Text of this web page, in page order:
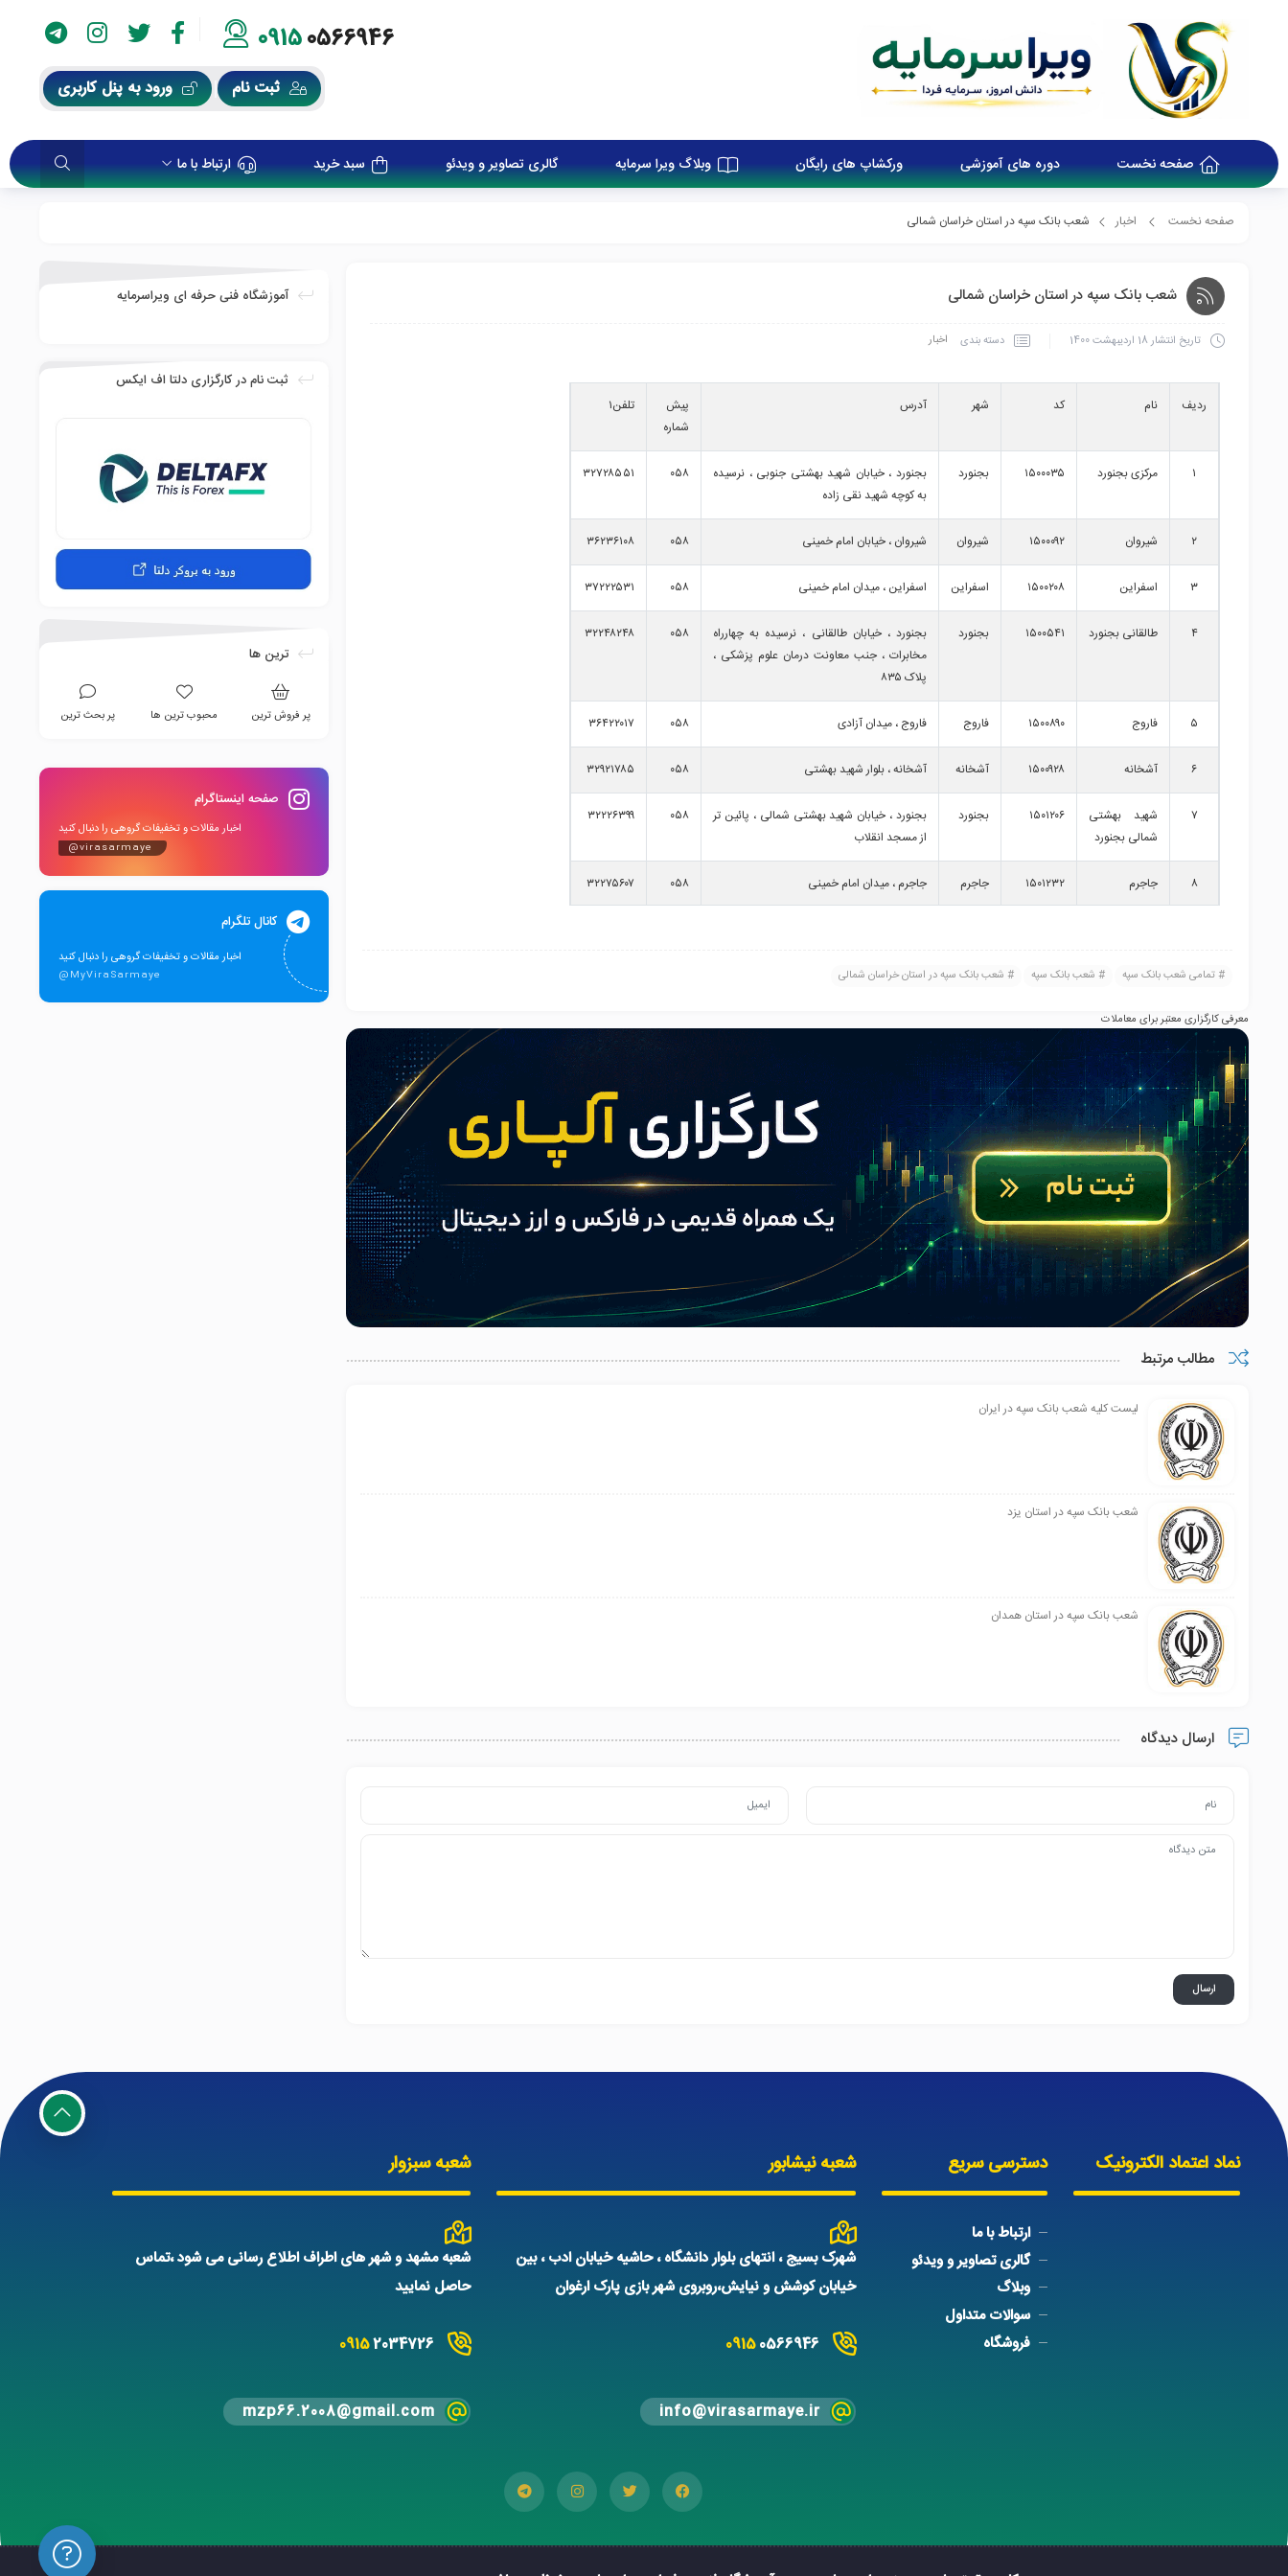
09150566946
ثبت نام ورود به پنل کاربری
صفحه نخست دوره های آموزشی ورکشاپ های رایگان وبلاگ ویرا سرمایه گالری تصاویر و ویدئو سبد خرید ارتباط با ما
صفحه نخست اخبار شعب بانک سپه در استان خراسان شمالی
شعب بانک سپه در استان خراسان شمالی
تاریخ انتشار18 اردیبهشت 1400 دسته بندی اخبار
ردیف نام کد شهر آدرس
پیش
شماره
تلفن۱
۱ مرکزی بجنورد ۱۵۰۰۰۳۵ بجنورد
بجنورد ، خیابان شهید بهشتی جنوبی ، نرسیده
به کوچه شهید نقی زاده
۰۵۸ ۳۲۷۲۸۵۵۱
۲ شیروان ۱۵۰۰۰۹۲ شیروان شیروان ، خیابان امام خمینی ۰۵۸ ۳۶۲۳۶۱۰۸
۳ اسفراین ۱۵۰۰۲۰۸ اسفراین اسفراین ، میدان امام خمینی ۰۵۸ ۳۷۲۲۲۵۳۱
۴ طالقانی بجنورد ۱۵۰۰۵۴۱ بجنورد
بجنورد ، خیابان طالقانی ، نرسیده به چهارراه
مخابرات ، جنب معاونت درمان علوم پزشکی ،
پلاک ۸۳۵
۰۵۸ ۳۲۲۴۸۲۴۸
۵ فاروج ۱۵۰۰۸۹۰ فاروج فاروج ، میدان آزادی ۰۵۸ ۳۶۴۲۲۰۱۷
۶ آشخانه ۱۵۰۰۹۲۸ آشخانه آشخانه ، بلوار شهید بهشتی ۰۵۸ ۳۲۹۲۱۷۸۵
۷
شهید بهشتی
شمالی بجنورد
۱۵۰۱۲۰۶ بجنورد
بجنورد ، خیابان شهید بهشتی شمالی ، پائین تر
از مسجد انقلاب
۰۵۸ ۳۲۲۲۶۳۹۹
۸ جاجرم ۱۵۰۱۲۳۲ جاجرم جاجرم ، میدان امام خمینی ۰۵۸ ۳۲۲۷۵۶۰۷
شیروان
۱۱
فردوسی
بجنورد
۱۵۰۱۶۵۲ بجنورد
بجنورد ، خیابان امام خمینی غربی ، نبش سه راه
بسیج
۰۵۸ ۳۲۲۳۴۹۷۰
۱۲
بلوار امام
خمینی غربی
بجنورد
۱۵۰۲۰۱۴ بجنورد
بجنورد ، بلوار امام خمینی غربی ، روبروی شرکت
سایپا
۳۲۳۱۰۸۸۷
۱۳
طلای سفید
بجنورد
۱۵۰۲۰۳۹ بجنورد
بجنورد ، خیابان امام خمینی شرقی ، جنب اداره
پست ، مرکز خرید سرگرمی و اقامتی طلای سفید
، طبقه همکف
۰۵۸ ۳۲۲۴۵۱۵۰
گرمه گرمه ، خیابان انقلاب ، نبش انقلاب ۶ ۰۵۸ ۳۲۵۰۵۵۱۶
۱۵
باجه شهرداری
۱۵۰۲۰۳۹/۰۱ بجنورد
بجنورد ، خیابان سیدجمال الدین اسدآبادی ،
۰۵۸ ۳۲۲۲۳۴۰۳
تمامی شعب بانک سپه شعب بانک سپه شعب بانک سپه در استان خراسان شمالی
معرفی کارگزاری معتبر برای معاملات
مطالب مرتبط
لیست کلیه شعب بانک سپه در ایران
شعب بانک سپه در استان یزد
شعب بانک سپه در استان همدان
ارسال دیدگاه
آموزشگاه فنی حرفه ای ویراسرمایه
ثبت نام در کارگزاری دلتا اف ایکس
ترین ها
پر فروش ترین محبوب ترین ها پر بحث ترین
صفحه اینستاگرام
اخبار مقالات و تخفیفات گروهی را دنبال کنید
@virasarmaye
کانال تلگرام
اخبار مقالات و تخفیفات گروهی را دنبال کنید
@MyViraSarmaye
نماد اعتماد الکترونیک دسترسی سریع
ارتباط با ما
گالری تصاویر و ویدئو
وبلاگ
سوالات متداول
فروشگاه
شعبه نیشابور
شهرک بسیج ، انتهای بلوار دانشگاه ، حاشیه خیابان ادب ، بین
خیابان کوشش و نیایش،روبروی شهر بازی پارک ارغوان
09150566946
info@virasarmaye.ir
شعبه سبزوار
شعبه مشهد و شهر های اطراف اطلاع رسانی می شود ،تماس
حاصل نمایید
09152034726
mzp66.2008@gmail.com